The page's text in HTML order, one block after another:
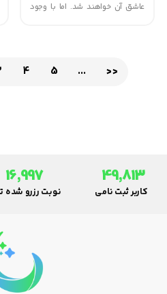
عاشق آن خواهند شد. اما با وجود
طبیعی است. اگر باور نمی‌کنید به 4 5 ... >>
49,813
کاربر ثبت نامی
16,997
نوبت رزرو شده